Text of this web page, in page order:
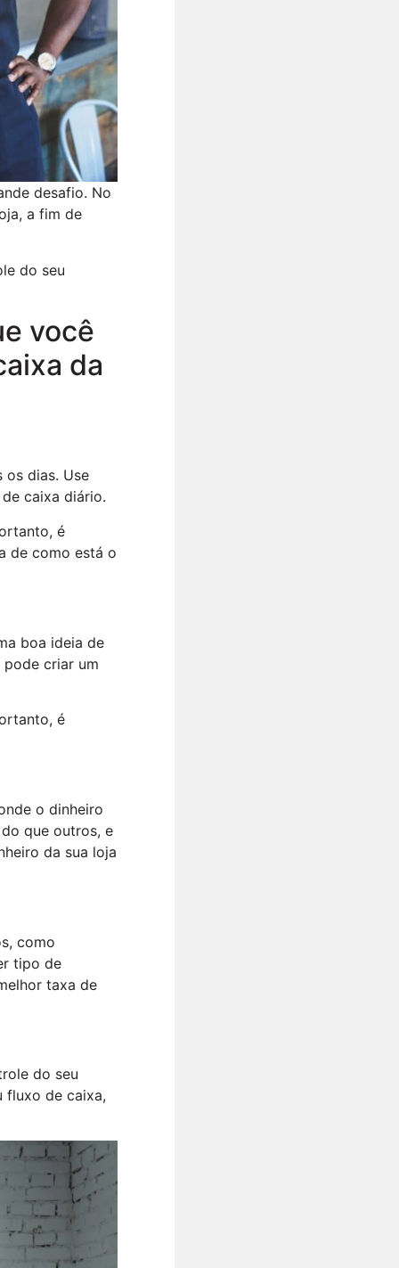
desafio. No
a fim de
do seu
você
da
os dias. Use
caixa diário.
é
de como está o
boa ideia de
pode criar um
é
o dinheiro
que outros, e
da sua loja
como
tipo de
taxa de
do seu
fluxo de caixa,